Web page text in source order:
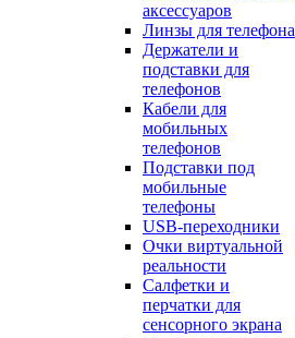
аксессуаров
Линзы для телефона
Держатели и
подставки для
телефонов
Кабели для
мобильных
телефонов
Подставки под
мобильные
телефоны
USB-переходники
Очки виртуальной
реальности
Салфетки и
перчатки для
сенсорного экрана